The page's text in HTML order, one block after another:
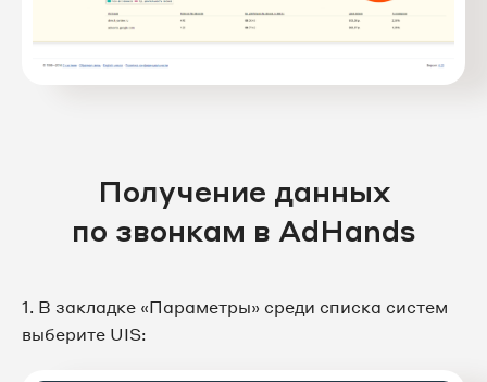
Получение данных
по звонкам в AdHands
1. В закладке «Параметры» среди списка систем
выберите UIS: